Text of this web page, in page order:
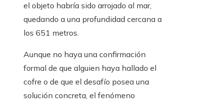
el objeto habría sido arrojado al mar,
quedando a una profundidad cercana a
los 651 metros.
Aunque no haya una confirmación
formal de que alguien haya hallado el
cofre o de que el desafío posea una
solución concreta, el fenómeno